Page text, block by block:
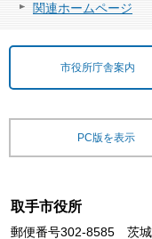
関連ホームページ
市役所庁舎案内
PC版を表示
取手市役所
郵便番号302-8585 茨